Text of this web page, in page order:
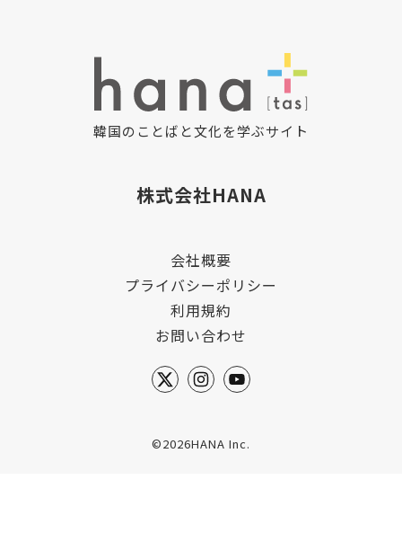
韓国のことばと文化を学ぶサイト
株式会社HANA
会社概要
プライバシーポリシー
利用規約
お問い合わせ
©2026HANA Inc.